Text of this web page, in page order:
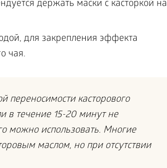
держать маски с касторкой на
для закрепления эффекта
чая.
касторового
в течение 15-20 минут не
можно использовать. Многие
маслом, но при отсутствии